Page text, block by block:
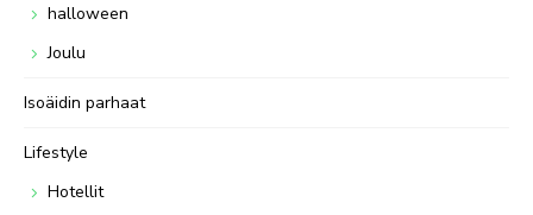
halloween
Joulu
Isoäidin parhaat
Lifestyle
Hotellit